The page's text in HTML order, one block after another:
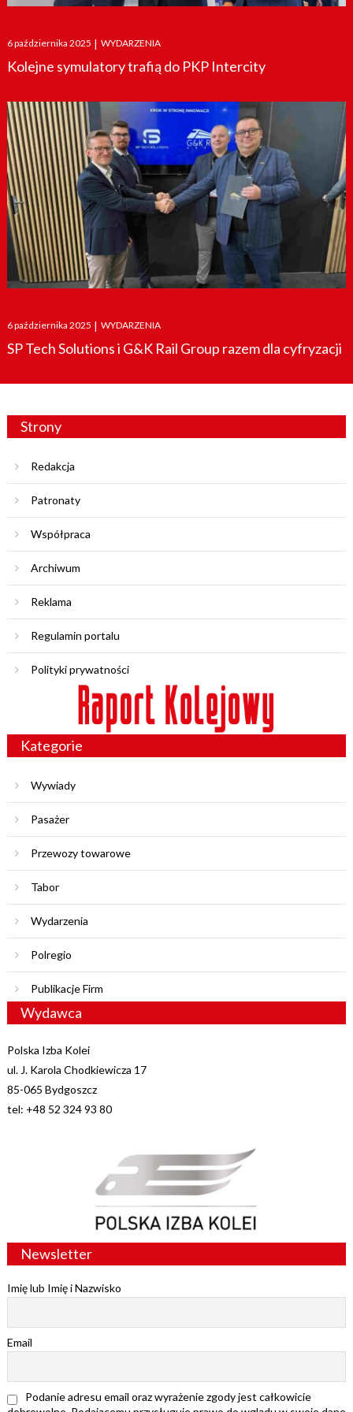
Posted
on
6 października 2025 | WYDARZENIA
Kolejne symulatory trafią do PKP Intercity
Posted
on
6 października 2025 | WYDARZENIA
SP Tech Solutions i G&K Rail Group razem dla cyfryzacji
Strony
Redakcja
Patronaty
Współpraca
Archiwum
Reklama
Regulamin portalu
Polityki prywatności
Kategorie
Wywiady
Pasażer
Przewozy towarowe
Tabor
Wydarzenia
Polregio
Publikacje Firm
Wydawca
Polska Izba Kolei
ul. J. Karola Chodkiewicza 17
85-065 Bydgoszcz
tel: +48 52 324 93 80
Newsletter
Imię lub Imię i Nazwisko
Email
Podanie adresu email oraz wyrażenie zgody jest całkowicie